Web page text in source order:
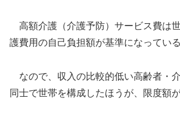
高額介護（介護予防）サービス費は
護費用の自己負担額が基準になっている
なので、収入の比較的低い高齢者・
同士で世帯を構成したほうが、限度額